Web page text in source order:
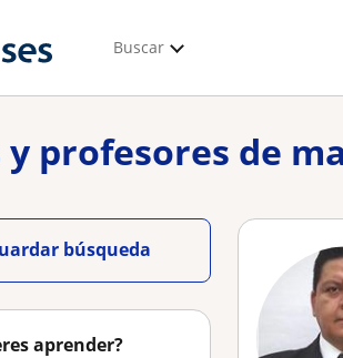
Buscar
y profesores de
búsqueda
aprender?